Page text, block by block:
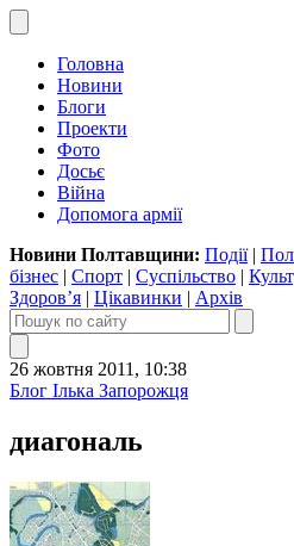
Головна
Новини
Блоги
Проекти
Фото
Досьє
Війна
Допомога армії
Новини Полтавщини: Події|
бізнес | Спорт | Суспільство |
Здоров’я | Цікавинки | Архів
26 жовтня 2011, 10:38
Блог Ілька Запорожця
диагональ